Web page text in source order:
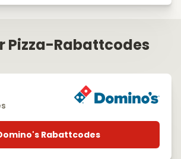
Pizza-Rabattcodes
Rabattcodes